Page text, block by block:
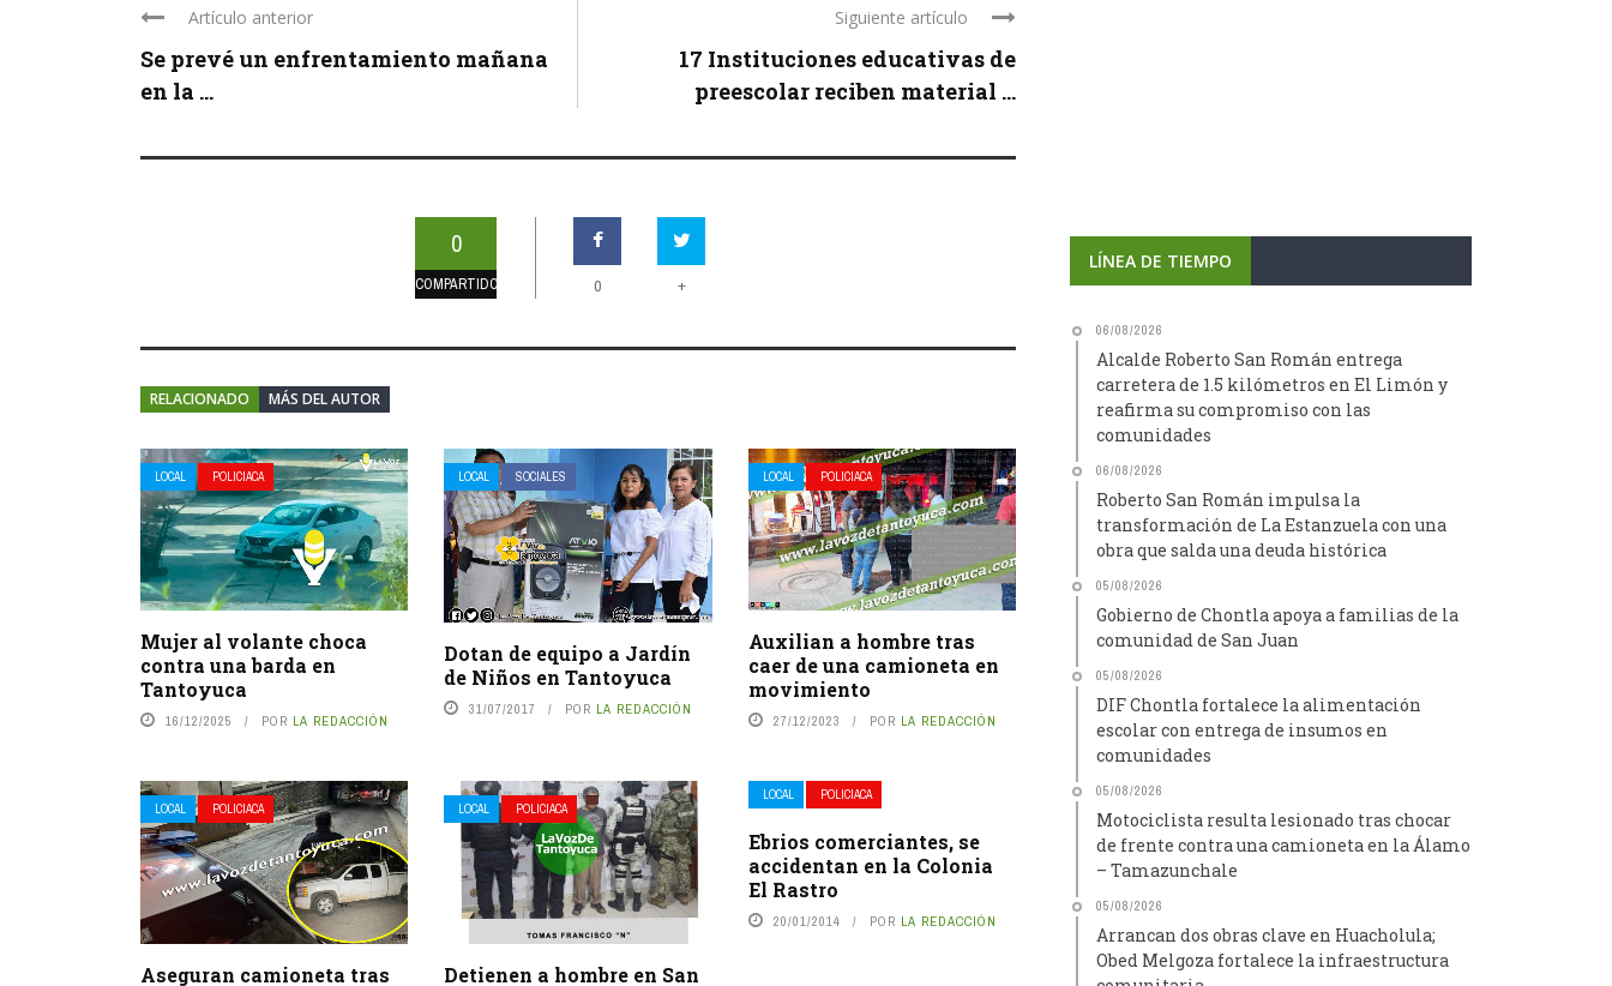
Artículo anterior
Se prevé un enfrentamiento mañana
en la ...
Siguiente artículo
17 Instituciones educativas de
preescolar reciben material ...
0
COMPARTIDOS 0 +
RELACIONADO MÁS DEL AUTOR
LOCAL POLICIACA
Mujer al volante choca
contra una barda en
Tantoyuca
16/12/2025 POR LA REDACCIÓN
LOCAL SOCIALES
Dotan de equipo a Jardín
de Niños en Tantoyuca
31/07/2017 POR LA REDACCIÓN
LOCAL POLICIACA
Auxilian a hombre tras
caer de una camioneta en
movimiento
27/12/2023 POR LA REDACCIÓN
LOCAL POLICIACA
Aseguran camioneta tras
LOCAL POLICIACA
Detienen a hombre en San
LOCAL POLICIACA
Ebrios comerciantes, se
accidentan en la Colonia
El Rastro
20/01/2014 POR LA REDACCIÓN
LÍNEA DE TIEMPO
06/08/2026
Alcalde Roberto San Román entrega
carretera de 1.5 kilómetros en El Limón y
reafirma su compromiso con las
comunidades
06/08/2026
Roberto San Román impulsa la
transformación de La Estanzuela con una
obra que salda una deuda histórica
05/08/2026
Gobierno de Chontla apoya a familias de la
comunidad de San Juan
05/08/2026
DIF Chontla fortalece la alimentación
escolar con entrega de insumos en
comunidades
05/08/2026
Motociclista resulta lesionado tras chocar
de frente contra una camioneta en la Álamo
– Tamazunchale
05/08/2026
Arrancan dos obras clave en Huacholula;
Obed Melgoza fortalece la infraestructura